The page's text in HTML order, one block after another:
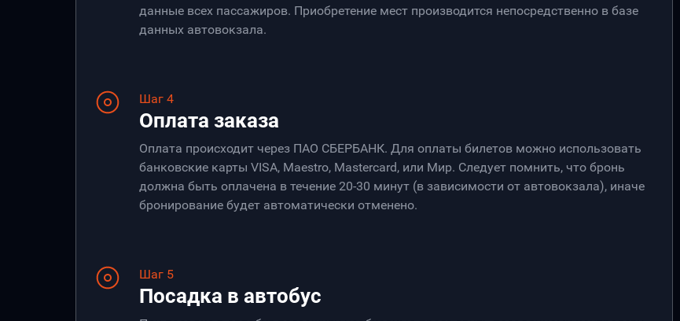
данные всех пассажиров. Приобретение мест производится непосредственно в базе
данных автовокзала.
Шаг 4
Оплата заказа
Оплата происходит через ПАО СБЕРБАНК. Для оплаты билетов можно использовать
банковские карты VISA, Maestro, Mastercard, или Мир. Следует помнить, что бронь
должна быть оплачена в течение 20-30 минут (в зависимости от автовокзала), иначе
бронирование будет автоматически отменено.
Шаг 5
Посадка в автобус